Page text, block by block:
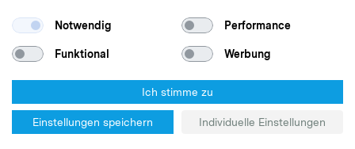
© 2024 mm1 Consulting GmbH
Notwendig Performance
Funktional Werbung
Ich stimme zu
Einstellungen speichern Individuelle Einstellungen